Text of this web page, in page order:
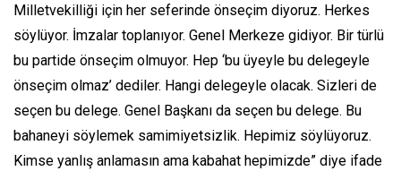
Milletvekilliği için her seferinde önseçim diyoruz. Herkes
söylüyor. İmzalar toplanıyor. Genel Merkeze gidiyor. Bir türlü
bu partide önseçim olmuyor. Hep ‘bu üyeyle bu delegeyle
önseçim olmaz’ dediler. Hangi delegeyle olacak. Sizleri de
seçen bu delege. Genel Başkanı da seçen bu delege. Bu
bahaneyi söylemek samimiyetsizlik. Hepimiz söylüyoruz.
Kimse yanlış anlamasın ama kabahat hepimizde” diye ifade